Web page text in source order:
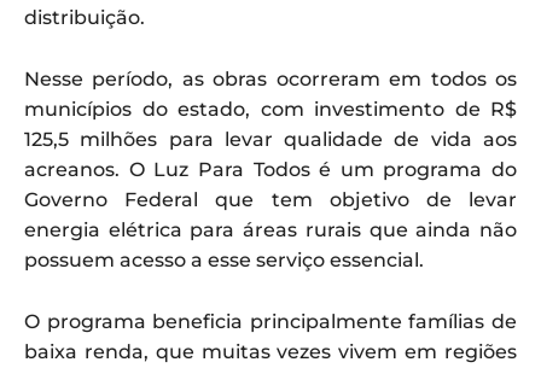
distribuição.
Nesse período, as obras ocorreram em todos os
municípios do estado, com investimento de R$
125,5 milhões para levar qualidade de vida aos
acreanos. O Luz Para Todos é um programa do
Governo Federal que tem objetivo de levar
energia elétrica para áreas rurais que ainda não
possuem acesso a esse serviço essencial.
O programa beneficia principalmente famílias de
baixa renda, que muitas vezes vivem em regiões